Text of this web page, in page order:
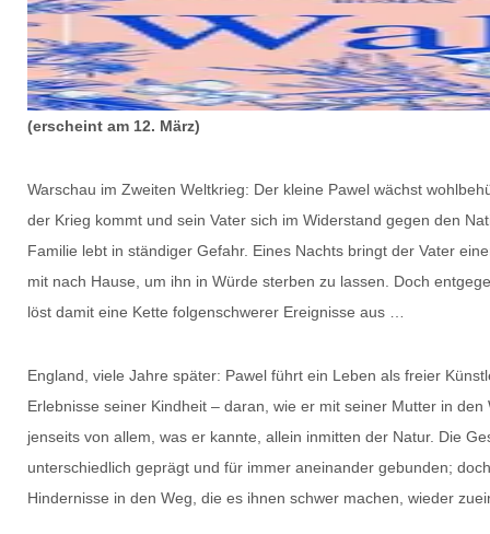
(erscheint am 12. März)
Warschau im Zweiten Weltkrieg: Der kleine Pawel wächst
der Krieg kommt und sein Vater sich im Widerstand gegen den
Familie lebt in ständiger Gefahr. Eines Nachts bringt der Vater
mit nach Hause, um ihn in Würde sterben zu lassen. Doch
löst damit eine Kette folgenschwerer Ereignisse aus …
England, viele Jahre später: Pawel führt ein Leben als freier
Erlebnisse seiner Kindheit – daran, wie er mit seiner Mutter in
jenseits von allem, was er kannte, allein inmitten der Natur. Die
unterschiedlich geprägt und für immer aneinander gebunden;
Hindernisse in den Weg, die es ihnen schwer machen, wieder